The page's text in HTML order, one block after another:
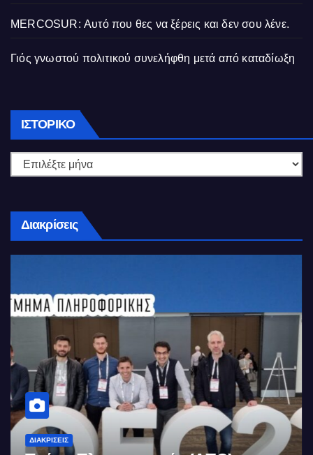
MERCOSUR: Αυτό που θες να ξέρεις και δεν σου λένε.
Γιός γνωστού πολιτικού συνελήφθη μετά από καταδίωξη
ΙΣΤΟΡΙΚΌ Ιστορικό
Διακρίσεις
ΔΙΑΚΡΊΣΕΙΣ